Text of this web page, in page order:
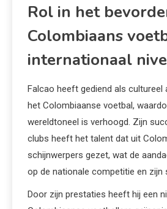
Rol in het
Colombiaans
internationaal
Falcao heeft gediend als cultureel
het Colombiaanse voetbal,
wereldtoneel is verhoogd. Zijn
clubs heeft het talent dat uit
schijnwerpers gezet, wat de
op de nationale competitie en zijn
Door zijn prestaties heeft hij een